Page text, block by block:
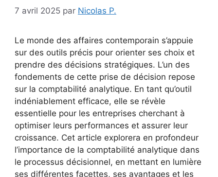
7 avril 2025 par Nicolas P.
Le monde des affaires contemporain s’appuie
sur des outils précis pour orienter ses choix et
prendre des décisions stratégiques. L’un des
fondements de cette prise de décision repose
sur la comptabilité analytique. En tant qu’outil
indéniablement efficace, elle se révèle
essentielle pour les entreprises cherchant à
optimiser leurs performances et assurer leur
croissance. Cet article explorera en profondeur
l’importance de la comptabilité analytique dans
le processus décisionnel, en mettant en lumière
ses différentes facettes, ses avantages et les